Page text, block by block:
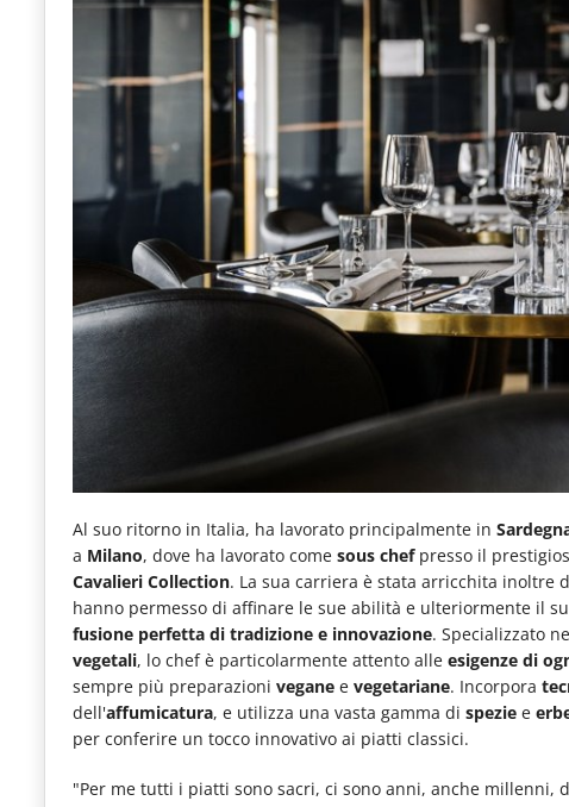
Al suo ritorno in Italia, ha lavorato principalmente in
a Milano, dove ha lavorato come sous chefpresso il
Cavalieri Collection. La sua carriera è stata arricchita inoltre
hanno permesso di affinare le sue abilità e ulteriormente il
fusione perfetta di tradizione e innovazione. Specializzato
vegetali, lo chef è particolarmente attento alle esigenze di
sempre più preparazioni vegane e vegetariane. Incorpora
dell'affumicatura, e utilizza una vasta gamma di spezie e
per conferire un tocco innovativo ai piatti classici.
"Per me tutti i piatti sono sacri, ci sono anni, anche millenni,